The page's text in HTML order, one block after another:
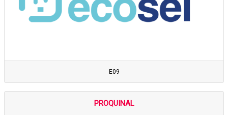
E09
PROQUINAL